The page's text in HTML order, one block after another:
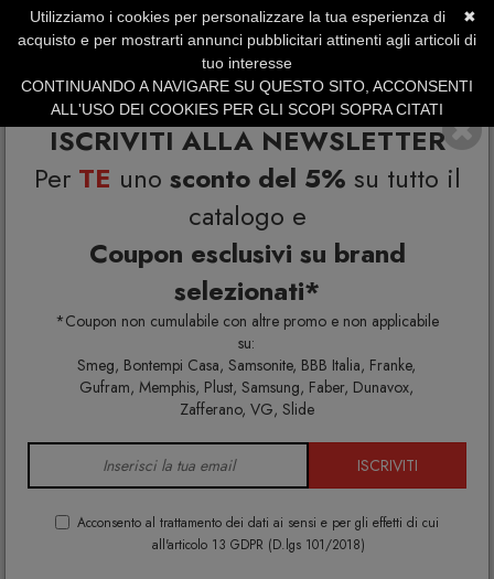
ISCRIVITI ALLA NEWSLETTER
Per TE uno sconto del 5% su tutto il
catalogo e
Coupon esclusivi su brand
selezionati*
*Coupon non cumulabile con altre promo e non applicabile
su:
Smeg, Bontempi Casa, Samsonite, BBB Italia, Franke,
Gufram, Memphis, Plust, Samsung, Faber, Dunavox,
Zafferano, VG, Slide
ISCRIVITI
Acconsento al trattamento dei dati ai sensi e per gli effetti di cui
all'articolo 13 GDPR (D.lgs 101/2018)
SERVIZIO CLIENTI +39.0773.470.562
SUMMER SALES | Fino al 40% di Sconto
Home Cucina
CARRELLI
Carrelli da cucina portavivande di
design perfetti per il tinello, cucina o
sala da pranzo
✖
Utilizziamo i cookies per personalizzare la tua esperienza di
acquisto e per mostrarti annunci pubblicitari attinenti agli articoli di
tuo interesse
CONTINUANDO A NAVIGARE SU QUESTO SITO, ACCONSENTI
ALL'USO DEI COOKIES PER GLI SCOPI SOPRA CITATI